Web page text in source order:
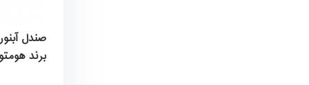
برند هومتو Humtto